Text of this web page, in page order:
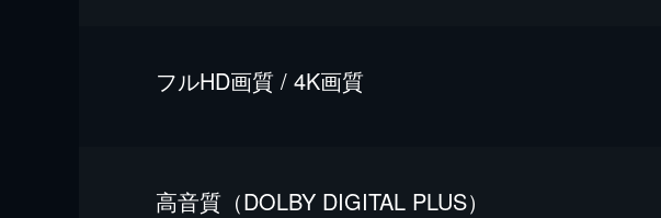
フルHD画質 / 4K画質
⾼⾳質（DOLBY DIGITAL PLUS）